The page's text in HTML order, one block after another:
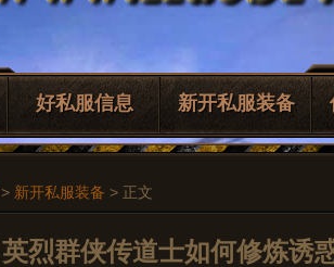
好私服信息 新开私服装备
> 新开私服装备 > 正文
英烈群侠传道士如何修炼诱